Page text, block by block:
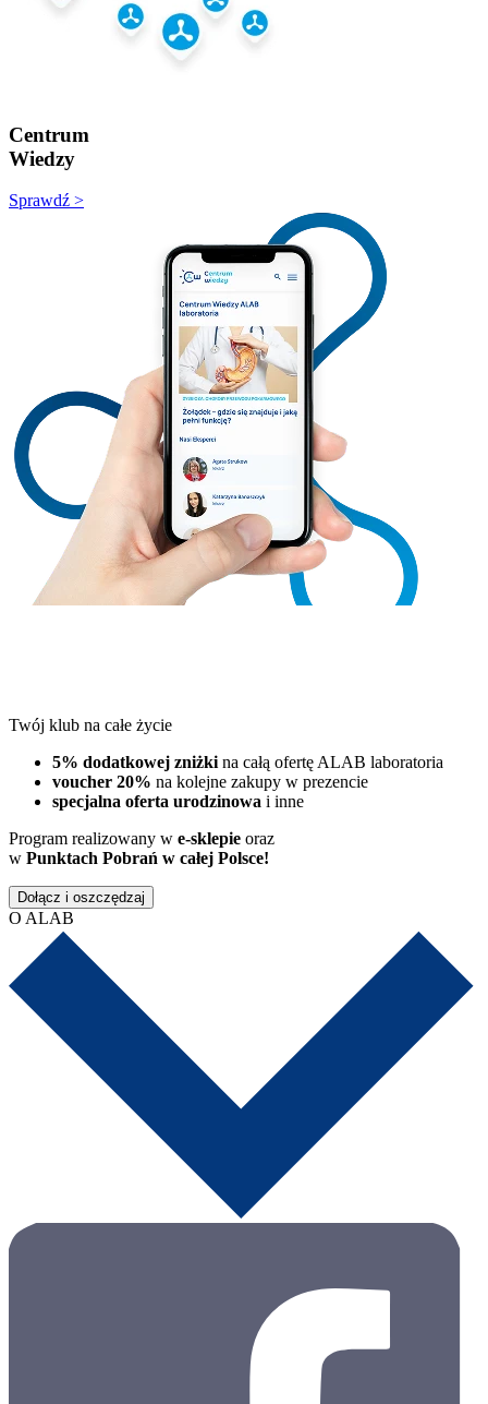
Centrum
Wiedzy
Sprawdź >
Twój klub na całe życie
5% dodatkowej zniżki na całą ofertę ALAB laboratoria
voucher 20% na kolejne zakupy w prezencie
specjalna oferta urodzinowa i inne
Program realizowany w e-sklepie oraz
w Punktach Pobrań w całej Polsce!
Dołącz i oszczędzaj
O ALAB